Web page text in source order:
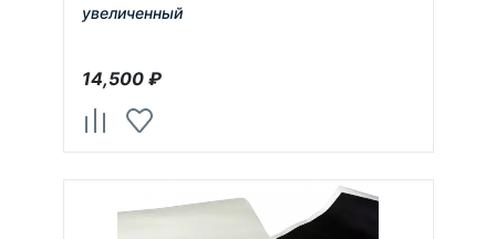
увеличенный
14,500₽